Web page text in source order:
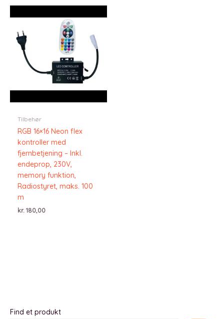
Find et produkt
Tilbehør
RGB 16×16 Neon flex
kontroller med
fjernbetjening – Inkl.
endeprop, 230V,
memory funktion,
Radiostyret, maks. 100
m
kr. 180,00